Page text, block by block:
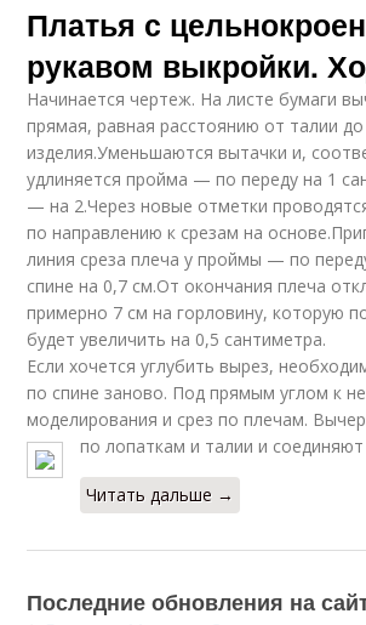
Платья с
рукавом выкройки.
Начинается чертеж. На листе бумаги
прямая, равная расстоянию от талии
изделия.Уменьшаются вытачки и,
удлиняется пройма — по переду на 1
— на 2.Через новые отметки
по направлению к срезам на
линия среза плеча у проймы — по
спине на 0,7 см.От окончания плеча
примерно 7 см на горловину, которую
будет увеличить на 0,5 сантиметра.
Если хочется углубить вырез,
по спине заново. Под прямым углом к
моделирования и срез по плечам.
по лопаткам и талии и
Читать дальше →
Последние обновления на